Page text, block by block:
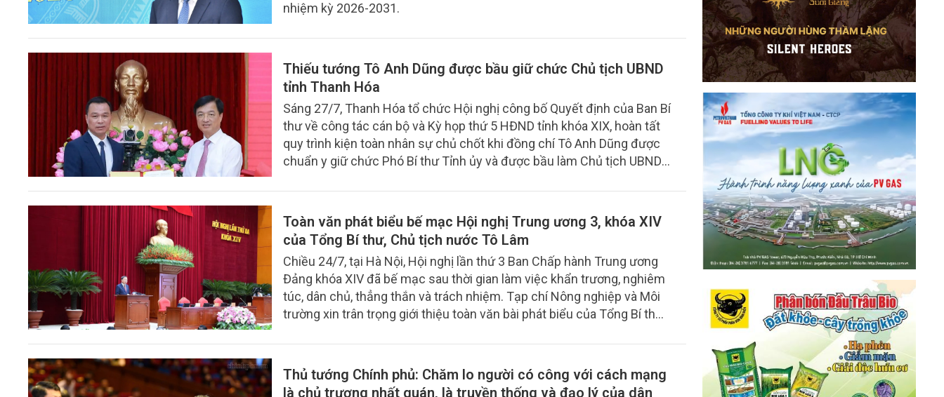
nhiệm kỳ 2026-2031.
Thiếu tướng Tô Anh Dũng được bầu giữ chức Chủ tịch UBND
tỉnh Thanh Hóa
Sáng 27/7, Thanh Hóa tổ chức Hội nghị công bố Quyết định của Ban Bí
thư về công tác cán bộ và Kỳ họp thứ 5 HĐND tỉnh khóa XIX, hoàn tất
quy trình kiện toàn nhân sự chủ chốt khi đồng chí Tô Anh Dũng được
chuẩn y giữ chức Phó Bí thư Tỉnh ủy và được bầu làm Chủ tịch UBND
Toàn văn phát biểu bế mạc Hội nghị Trung ương 3, khóa XIV
của Tổng Bí thư, Chủ tịch nước Tô Lâm
Chiều 24/7, tại Hà Nội, Hội nghị lần thứ 3 Ban Chấp hành Trung ương
Đảng khóa XIV đã bế mạc sau thời gian làm việc khẩn trương, nghiêm
túc, dân chủ, thẳng thắn và trách nhiệm. Tạp chí Nông nghiệp và Môi
trường xin trân trọng giới thiệu toàn văn bài phát biểu của Tổng Bí thư,
Thủ tướng Chính phủ: Chăm lo người có công với cách mạng
là chủ trương nhất quán, là truyền thống và đạo lý của dân